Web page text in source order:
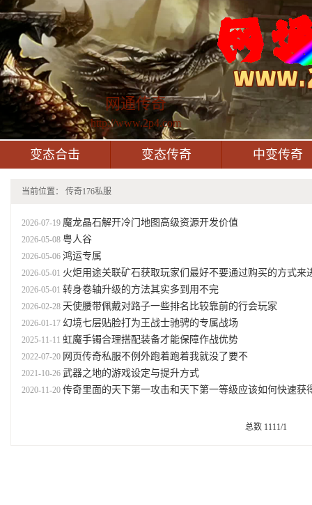
网通传奇
http://www.2p4.com
变态合击 变态传奇 中变传奇
当前位置： 传奇176私服
2026-07-19 魔龙晶石解开冷门地图高级资源开发价值
2026-05-08 粤人谷
2026-05-06 鸿运专属
2026-05-01 火炬用途关联矿石获取玩家们最好不要通过购买的方式来进行矿石的囤
2026-05-01 转身卷轴升级的方法其实多到用不完
2026-02-28 天使腰带佩戴对路子一些排名比较靠前的行会玩家
2026-01-17 幻境七层贴脸打为王战士驰骋的专属战场
2025-11-11 虹魔手镯合理搭配装备才能保障作战优势
2022-07-20 网页传奇私服不例外跑着跑着我就没了要不
2021-10-26 武器之地的游戏设定与提升方式
2020-11-20 传奇里面的天下第一攻击和天下第一等级应该如何快速获
总数 1111/1